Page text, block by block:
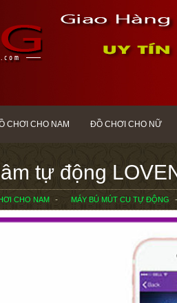
CHƠI CHO NAM ĐỒ CHƠI CHO NỮ
tự động
CHO NAM MÁY BÚ MÚT CU TỰ ĐỘNG